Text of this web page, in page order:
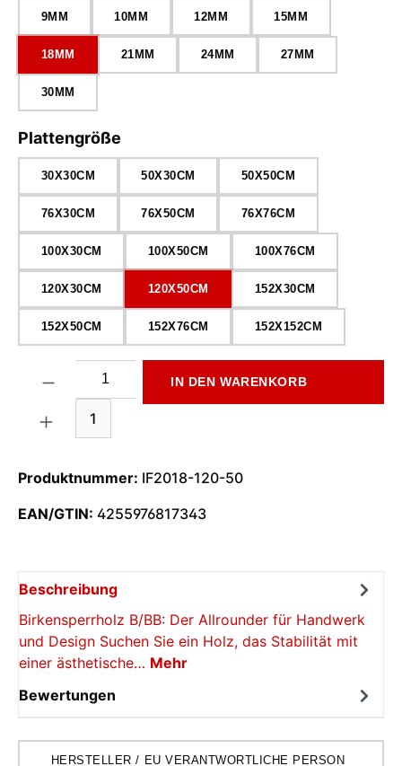
9MM 10MM 12MM 15MM
18MM 21MM 24MM 27MM
30MM
Plattengröße
30X30CM 50X30CM 50X50CM
76X30CM 76X50CM 76X76CM
100X30CM 100X50CM 100X76CM
120X30CM 120X50CM 152X30CM
152X50CM 152X76CM 152X152CM
1
IN DEN WARENKORB
Produktnummer: IF2018-120-50
EAN/GTIN: 4255976817343
Beschreibung
Birkensperrholz B/BB: Der Allrounder für Handwerk
und Design Suchen Sie ein Holz, das Stabilität mit
einer ästhetische… Mehr
Bewertungen
HERSTELLER / EU VERANTWORTLICHE PERSON